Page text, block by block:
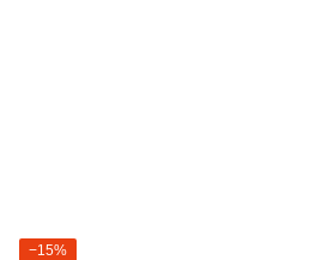
−15%